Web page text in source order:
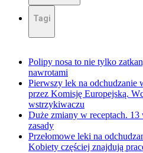
Tagi
Polipy nosa to nie tylko
nawrotami
Pierwszy lek na odchudzanie
przez Komisję Europejską.
wstrzykiwaczu
Duże zmiany w receptach.
zasady
Przełomowe leki na
Kobiety częściej znajdują